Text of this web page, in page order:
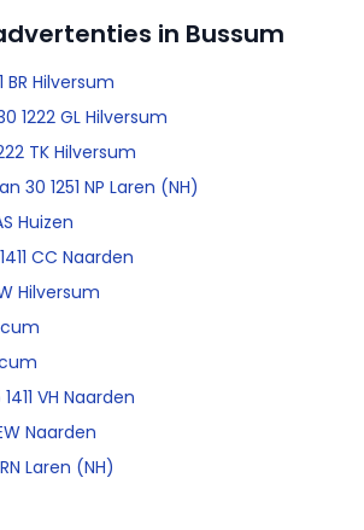
in Bussum
BR Hilversum
1222 GL Hilversum
TK Hilversum
30 1251 NP Laren (NH)
Huizen
CC Naarden
Hilversum
VH Naarden
Naarden
Laren (NH)